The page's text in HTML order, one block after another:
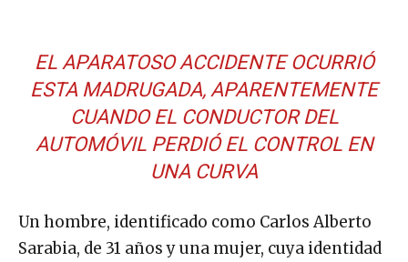
EL APARATOSO ACCIDENTE OCURRIÓ
ESTA MADRUGADA, APARENTEMENTE
CUANDO EL CONDUCTOR DEL
AUTOMÓVIL PERDIÓ EL CONTROL EN
UNA CURVA
Un hombre, identificado como Carlos Alberto
Sarabia, de 31 años y una mujer, cuya identidad